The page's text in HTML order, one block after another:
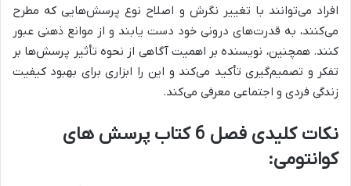
افراد می‌توانند با تغییر نگرش و اصلاح نوع پرسش‌هایی که مطرح
می‌کنند، به قدرت‌های درونی خود دست یابند و از موانع ذهنی عبور
کنند. همچنین، نویسنده بر اهمیت آگاهی از نحوه تأثیر پرسش‌ها بر
تفکر و تصمیم‌گیری تأکید می‌کند و این را ابزاری برای بهبود کیفیت
زندگی فردی و اجتماعی معرفی می‌کند.
نکات کلیدی فصل 6 کتاب پرسش های
کوانتومی: